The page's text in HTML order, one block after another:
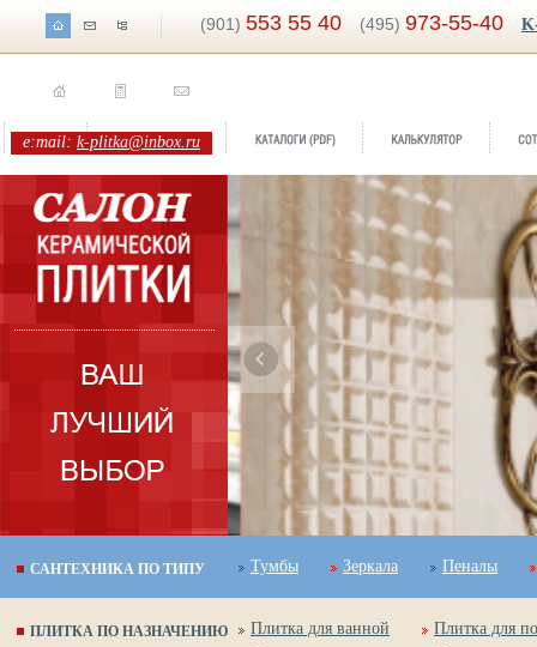
(901) 553 55 40 (495) 973-55-40
e:mail: k-plitka@inbox.ru
Элеганс
САНТЕХНИКА ПО ТИПУ Тумбы Зеркала Пеналы
ПЛИТКА ПО НАЗНАЧЕНИЮ Плитка для ванной
Плитка для